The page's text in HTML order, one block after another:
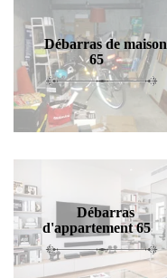
Débarras de maison
65
Débarras
d'appartement 65